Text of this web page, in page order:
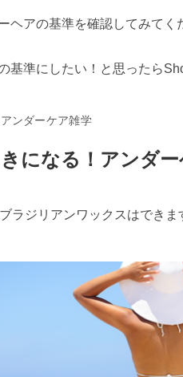
ヘアの基準を確認してみてく
基準にしたい！と思ったら
アンダーケア雑学
になる！アンダー
ラジリアンワックスはでき